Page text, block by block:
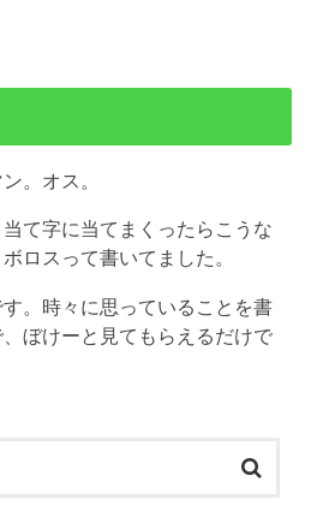
。オス。
て字に当てまくったらこうな
ロスって書いてました。
。時々に思っていることを書
ぼけーと見てもらえるだけで